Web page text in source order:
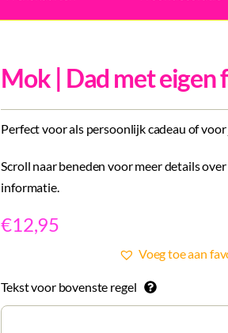
Mok | Dad met eigen
Perfect voor als persoonlijk cadeau of voor
Scroll naar beneden voor meer details
informatie.
€12,95
Voeg toe aan
Tekst voor bovenste regel